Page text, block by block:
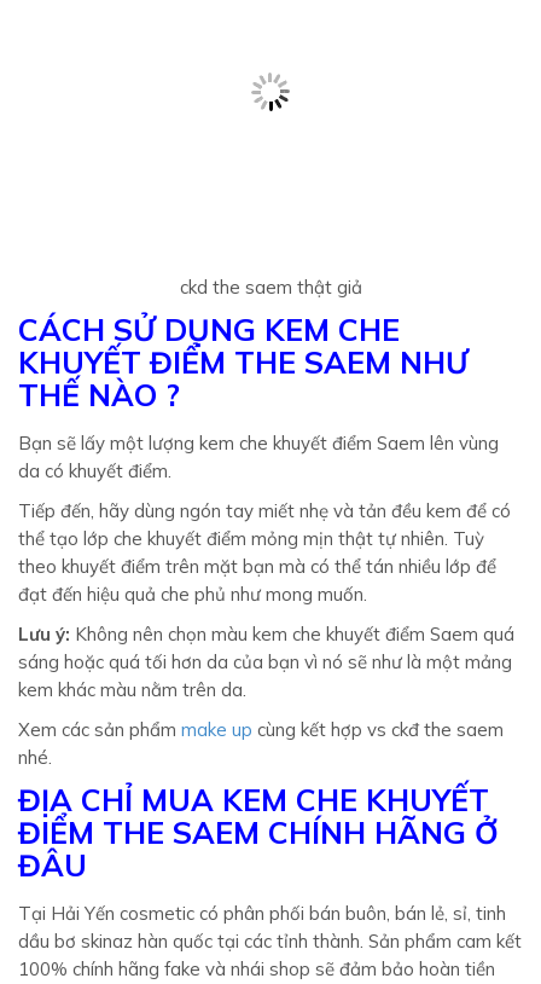
ckd the saem thật giả
CÁCH SỬ DỤNG KEM CHE
KHUYẾT ĐIỂM THE SAEM NHƯ
THẾ NÀO ?
Bạn sẽ lấy một lượng kem che khuyết điểm Saem lên vùng
da có khuyết điểm.
Tiếp đến, hãy dùng ngón tay miết nhẹ và tản đều kem để có
thể tạo lớp che khuyết điểm mỏng mịn thật tự nhiên. Tuỳ
theo khuyết điểm trên mặt bạn mà có thể tán nhiều lớp để
đạt đến hiệu quả che phủ như mong muốn.
Lưu ý: Không nên chọn màu kem che khuyết điểm Saem quá
sáng hoặc quá tối hơn da của bạn vì nó sẽ như là một mảng
kem khác màu nằm trên da.
Xem các sản phẩm make up cùng kết hợp vs ckđ the saem
nhé.
ĐỊA CHỈ MUA KEM CHE KHUYẾT
ĐIỂM THE SAEM CHÍNH HÃNG Ở
ĐÂU
Tại Hải Yến cosmetic có phân phối bán buôn, bán lẻ, sỉ, tinh
dầu bơ skinaz hàn quốc tại các tỉnh thành. Sản phẩm cam kết
100% chính hãng fake và nhái shop sẽ đảm bảo hoàn tiền